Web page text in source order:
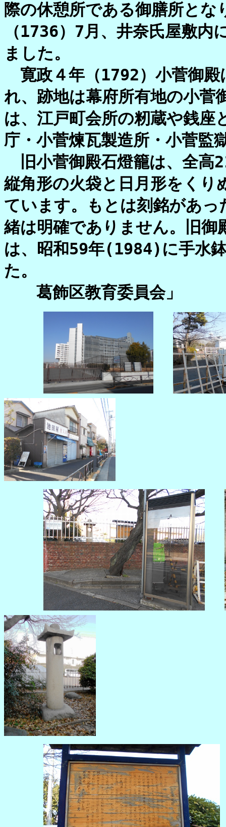
際の休憩所である御膳所と
（1736）7月、井奈氏屋敷
ました。
寛政４年（1792）小菅御殿
れ、跡地は幕府所有地の小菅
は、江戸町会所の籾蔵や銭座
庁・小菅煉瓦製造所・小菅監
旧小菅御殿石燈籠は、全高
縦角形の火袋と日月形をくり
ています。もとは刻銘があ
緒は明確でありません。旧
は、昭和59年(1984)に手水
た。
葛飾区教育委員会」